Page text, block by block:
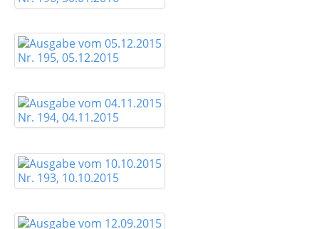
Nr. 195, 05.12.2015
Nr. 194, 04.11.2015
Nr. 193, 10.10.2015